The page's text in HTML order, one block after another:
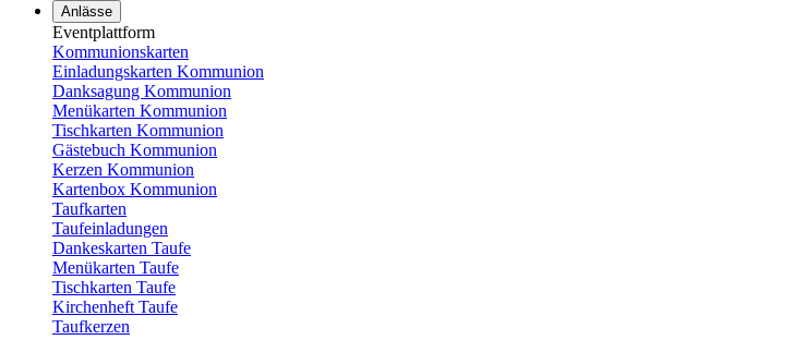
Anlässe
Eventplattform
Kommunionskarten
Einladungskarten Kommunion
Danksagung Kommunion
Menükarten Kommunion
Tischkarten Kommunion
Gästebuch Kommunion
Kerzen Kommunion
Kartenbox Kommunion
Taufkarten
Taufeinladungen
Dankeskarten Taufe
Menükarten Taufe
Tischkarten Taufe
Kirchenheft Taufe
Taufkerzen